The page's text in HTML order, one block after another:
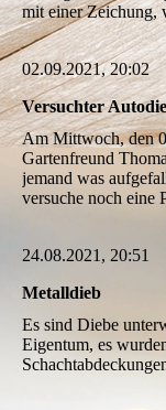
mit einer
02.09.2021, 20:02
Versuchter
Am Mittwoch, den
Gartenfreund
jemand was
versuche noch eine
24.08.2021, 20:51
Metalldieb
Es sind Diebe
Eigentum, es